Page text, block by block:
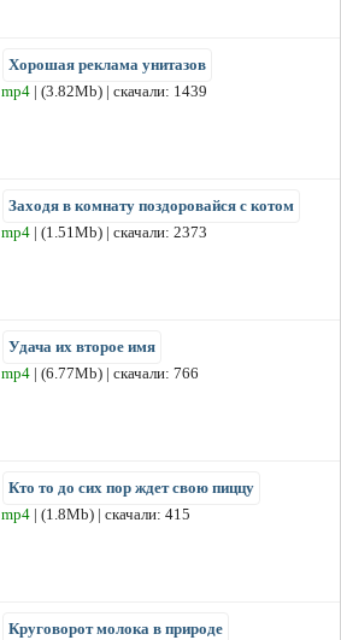
Хорошая реклама унитазов
mp4 | (3.82Mb) | скачали: 1439
Заходя в комнату поздоровайся с котом
mp4 | (1.51Mb) | скачали: 2373
Удача их второе имя
mp4 | (6.77Mb) | скачали: 766
Кто то до сих пор ждет свою пиццу
mp4 | (1.8Mb) | скачали: 415
Круговорот молока в природе